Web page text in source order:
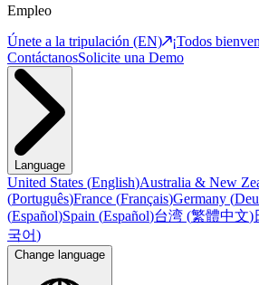
Empleo
Únete a la tripulación (EN)
¡Todos
ContáctanosSolicite una Demo
Language
United States (English)Australia & New
(Português)France (Français)Germany (
(Español)Spain (Español)台湾 (繁體中文)
국어)
Change language